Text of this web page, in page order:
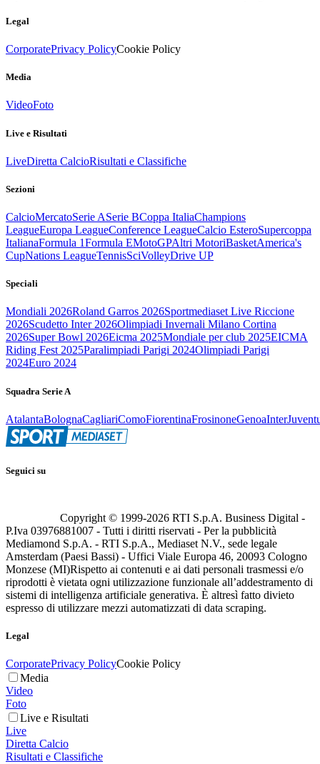
Legal
CorporatePrivacy PolicyCookie Policy
Media
VideoFoto
Live e Risultati
LiveDiretta CalcioRisultati e Classifiche
Sezioni
CalcioMercatoSerie ASerie BCoppa ItaliaChampions
LeagueEuropa LeagueConference LeagueCalcio EsteroSupercoppa
ItalianaFormula 1Formula EMotoGPAltri MotoriBasketAmerica's
CupNations LeagueTennisSciVolleyDrive UP
Speciali
Mondiali 2026Roland Garros 2026Sportmediaset Live Riccione
2026Scudetto Inter 2026Olimpiadi Invernali Milano Cortina
2026Super Bowl 2026Eicma 2025Mondiale per club 2025EICMA
Riding Fest 2025Paralimpiadi Parigi 2024Olimpiadi Parigi
2024Euro 2024
Squadra Serie A
AtalantaBolognaCagliariComoFiorentinaFrosinoneGenoaInter
Seguici su
Copyright © 1999-2026 RTI S.p.A. Business Digital -
P.Iva 03976881007 - Tutti i diritti riservati - Per la pubblicità
Mediamond S.p.A. - RTI S.p.A., Mediaset N.V., sede legale
Amsterdam (Paesi Bassi) - Uffici Viale Europa 46, 20093 Cologno
Monzese (MI)Rispetto ai contenuti e ai dati personali trasmessi e/o
riprodotti è vietata ogni utilizzazione funzionale all’addestramento di
sistemi di intelligenza artificiale generativa. È altresì fatto divieto
espresso di utilizzare mezzi automatizzati di data scraping.
Legal
CorporatePrivacy PolicyCookie Policy
Media
Video
Foto
Live e Risultati
Live
Diretta Calcio
Risultati e Classifiche